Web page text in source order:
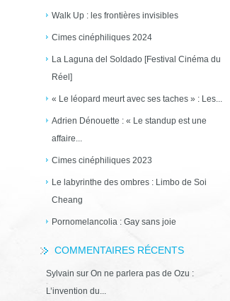
Walk Up : les frontières invisibles
Cimes cinéphiliques 2024
La Laguna del Soldado [Festival Cinéma du
Réel]
« Le léopard meurt avec ses taches » : Les...
Adrien Dénouette : « Le standup est une
affaire...
Cimes cinéphiliques 2023
Le labyrinthe des ombres : Limbo de Soi
Cheang
Pornomelancolia : Gay sans joie
COMMENTAIRES RÉCENTS
Sylvain sur On ne parlera pas de Ozu :
L’invention du...